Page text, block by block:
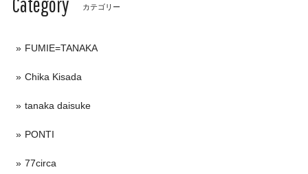
カテゴリー
FUMIE=TANAKA
Chika Kisada
tanaka daisuke
PONTI
77circa